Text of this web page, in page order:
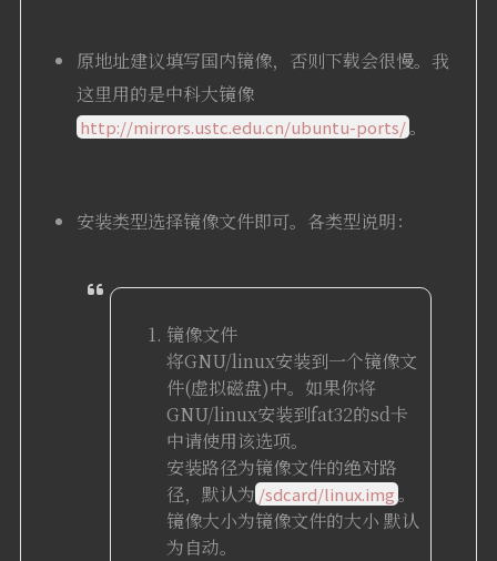
原地址建议填写国内镜像，否则下载会很慢。我
这里用的是中科大镜像
http://mirrors.ustc.edu.cn/ubuntu-ports/。
安装类型选择镜像文件即可。各类型说明：
镜像文件
将GNU/linux安装到一个镜像文
件(虚拟磁盘)中。如果你将
GNU/linux安装到fat32的sd卡
中请使用该选项。
安装路径为镜像文件的绝对路
径，默认为 /sdcard/linux.img。
镜像大小为镜像文件的大小 默认
为自动。